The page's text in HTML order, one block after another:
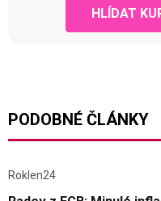
HLÍDAT
PODOBNÉ ČLÁNKY
Roklen24